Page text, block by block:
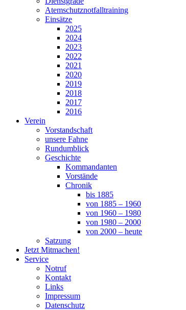
Atemschutznotfalltraining
Einsätze
2025
2024
2023
2022
2021
2020
2019
2018
2017
2016
Verein
Vorstandschaft
unsere Fahne
Rundumblick
Geschichte
Kommandanten
Vorstände
Chronik
bis 1885
von 1885 – 1960
von 1960 – 1980
von 1980 – 2000
von 2000 – heute
Satzung
Jetzt Mitmachen!
Service
Notruf
Kontakt
Links
Impressum
Datenschutz